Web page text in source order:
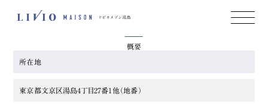
Outline
概要
所在地
東京都文京区湯島4丁目27番１他（地番）